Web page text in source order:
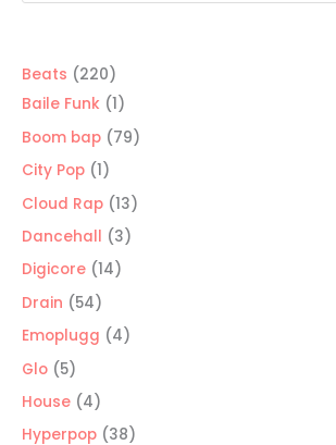
Beats 220220
productos
Baile Funk 11
producto
Boom bap 7979
City Pop 11
producto
Cloud Rap 1313
productos
Dancehall 33
Digicore 1414
Drain 5454
productos
Emoplugg 44
Glo 55
productos
House 44
productos
Hyperpop 3838